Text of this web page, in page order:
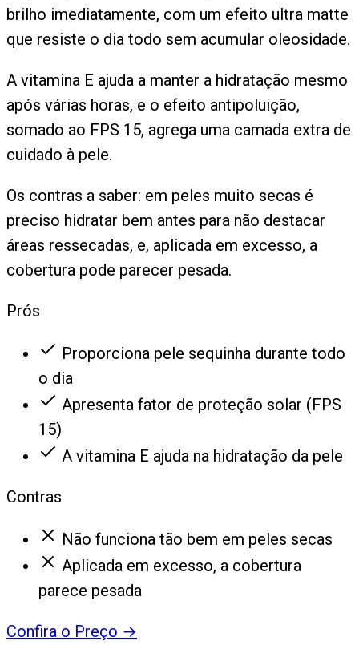
brilho imediatamente, com um efeito ultra matte
que resiste o dia todo sem acumular oleosidade.
A vitamina E ajuda a manter a hidratação mesmo
após várias horas, e o efeito antipoluição,
somado ao FPS 15, agrega uma camada extra de
cuidado à pele.
Os contras a saber: em peles muito secas é
preciso hidratar bem antes para não destacar
áreas ressecadas, e, aplicada em excesso, a
cobertura pode parecer pesada.
Prós
Proporciona pele sequinha durante todo
o dia
Apresenta fator de proteção solar (FPS
15)
A vitamina E ajuda na hidratação da pele
Contras
Não funciona tão bem em peles secas
Aplicada em excesso, a cobertura
parece pesada
Confira o Preço →